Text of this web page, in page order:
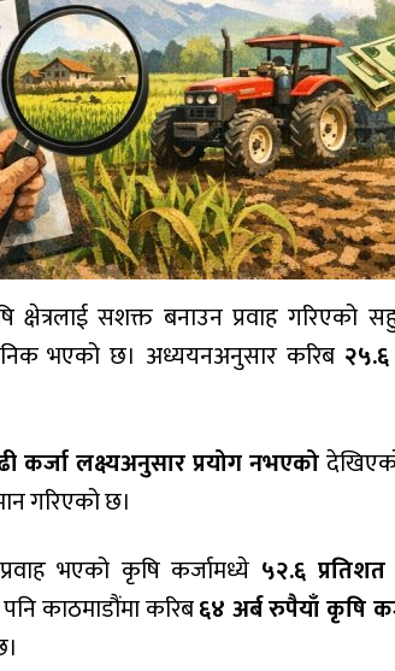
क्षेत्रलाई सशक्त बनाउन प्रवाह गरिएको
भएको छ। अध्ययनअनुसार करिब
कर्जा लक्ष्यअनुसार प्रयोग नभएको
गरिएको छ।
भएको कृषि कर्जामध्ये ५२.६
काठमाडौंमा करिब६४ अर्ब रुपैयाँ कृषि